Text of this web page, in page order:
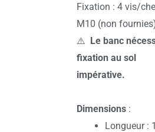
Fixation : 4 vis/
M10 (non
⚠️ Le banc
fixation au sol
impérative.
Dimensions :
Longueur :